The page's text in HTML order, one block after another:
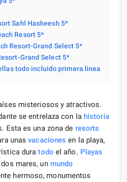
Sahl Hasheesh 5*
Resort 5*
Resort-Grand Select 5*
Grand Select 5*
todo incluido primera linea
misteriosos y atractivos.
se entrelaza con la historia
Esta es una zona de resorts
unasvacaciones en la playa,
duratodo el año. Playas
mares, un mundo
hermoso, monumentos